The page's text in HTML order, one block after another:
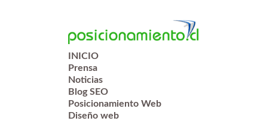
INICIO
Prensa
Noticias
Blog SEO
Posicionamiento Web
Diseño web